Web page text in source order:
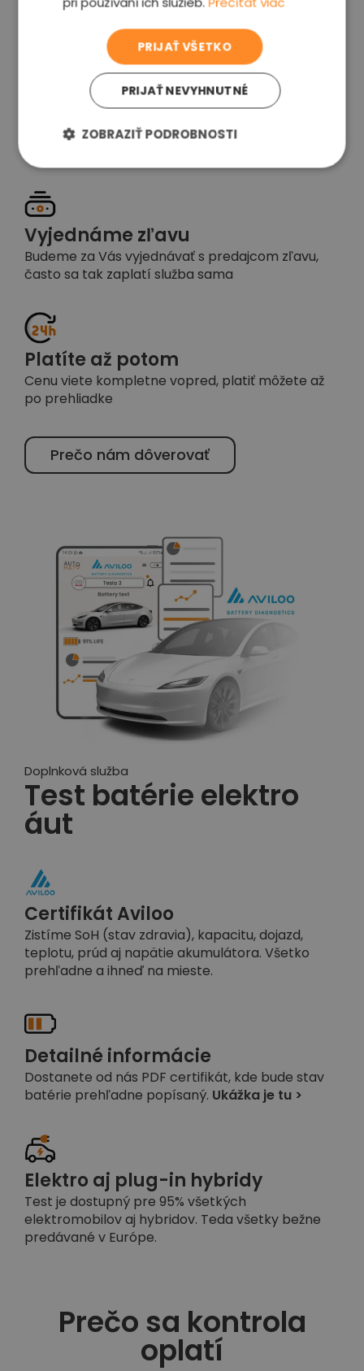
voľba
Garancia spokojnosti
Pokiaľ nebudete s našou prácou spokojní,
Vyjednáme zľavu
Budeme za Vás vyjednávať s predajcom zľavu,
často sa tak zaplatí služba sama
Platíte až potom
Cenu viete kompletne vopred, platiť môžete až
po prehliadke
Prečo nám dôverovať
Doplnková služba
Test batérie elektro
áut
Certifikát Aviloo
Zistíme SoH (stav zdravia), kapacitu, dojazd,
teplotu, prúd aj napätie akumulátora. Všetko
prehľadne a ihneď na mieste.
Detailné informácie
Dostanete od nás PDF certifikát, kde bude stav
batérie prehľadne popísaný. Ukážka je tu >
Elektro aj plug-in hybridy
Test je dostupný pre 95% všetkých
elektromobilov aj hybridov. Teda všetky bežne
predávané v Európe.
Prečo sa kontrola
oplatí
PRIJAŤ VŠETKO
PRIJAŤ NEVYHNUTNÉ
ZOBRAZIŤ PODROBNOSTI